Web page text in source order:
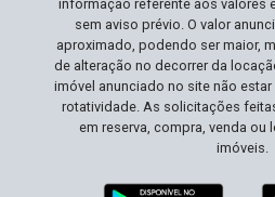
informação referente aos valores
sem aviso prévio. O valor
aproximado, podendo ser maior,
de alteração no decorrer da
imóvel anunciado no site não
rotatividade. As solicitações
em reserva, compra, venda ou
imóveis.